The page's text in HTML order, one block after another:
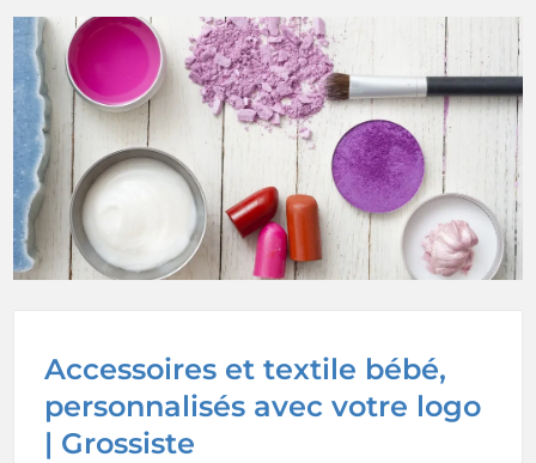
Accessoires et textile bébé,
personnalisés avec votre logo
| Grossiste